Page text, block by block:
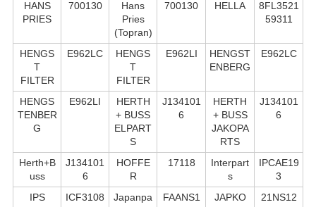
HANS
PRIES
700130
Hans
Pries
(Topran)
700130 HELLA
8FL3521
59311
HENGS
T
FILTER
E962LC
HENGS
T
FILTER
E962LI
HENGST
ENBERG
E962LC
HENGS
TENBER
G
E962LI
HERTH
+ BUSS
ELPART
S
J134101
6
HERTH
+ BUSS
JAKOPA
RTS
J134101
6
Herth+B
uss
J134101
6
HOFFE
R
17118
Interpart
s
IPCAE19
3
IPS
ICF3108
Japanpa
FAANS1
JAPKO 21NS12